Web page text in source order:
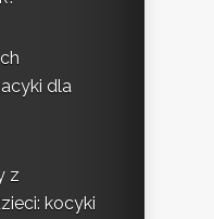
dla
z
kocyki